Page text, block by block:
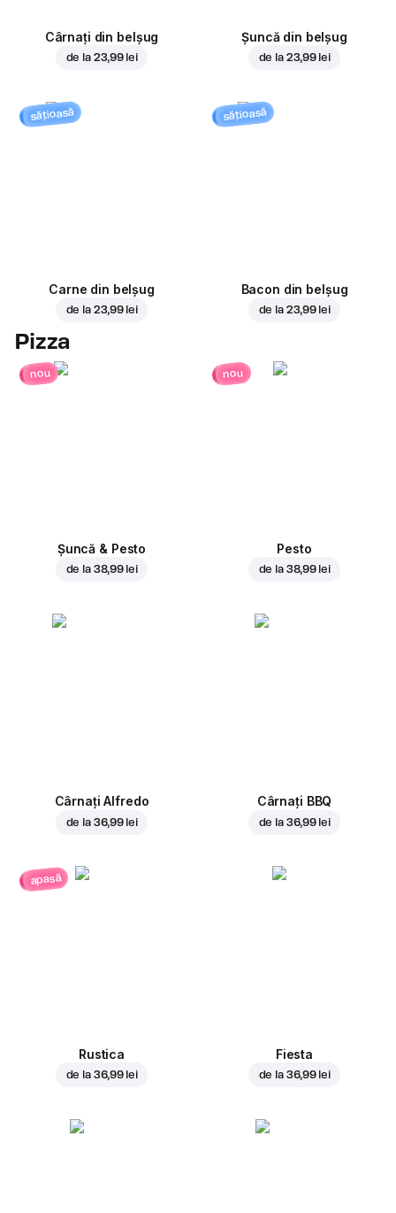
Cârnați din belșug
de la 23,99 lei
Șuncă din belșug
de la 23,99 lei
sățioasă
Carne din belșug
de la 23,99 lei
sățioasă
Bacon din belșug
de la 23,99 lei
Pizza
nou
Șuncă & Pesto
de la 38,99 lei
nou
Pesto
de la 38,99 lei
Cârnați Alfredo
de la 36,99 lei
Cârnați BBQ
de la 36,99 lei
apasă
Rustica
de la 36,99 lei
Fiesta
de la 36,99 lei